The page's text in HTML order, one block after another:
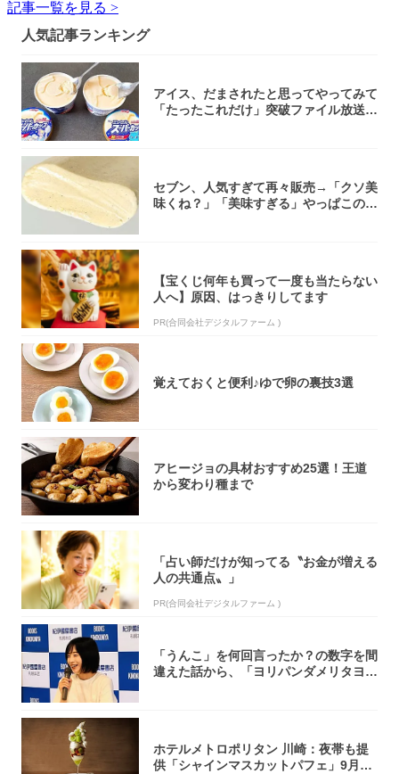
記事一覧を見る >
人気記事ランキング
アイス、だまされたと思ってやってみて
「たったこれだけ」突破ファイル放送で
セブン、人気すぎて再々販売→「クソ美
味くね？」「美味すぎる」やっぱこのク
【宝くじ何年も買って一度も当たらない
人へ】原因、はっきりしてます
PR(合同会社デジタルファーム )
覚えておくと便利♪ゆで卵の裏技3選
アヒージョの具材おすすめ25選！王道
から変わり種まで
「占い師だけが知ってる〝お金が増える
人の共通点〟」
PR(合同会社デジタルファーム )
「うんこ」を何回言ったか？の数字を間
違えた話から、「ヨリパンダメリタヨコ
ホテルメトロポリタン 川崎：夜帯も提
供「シャインマスカットパフェ」9月1